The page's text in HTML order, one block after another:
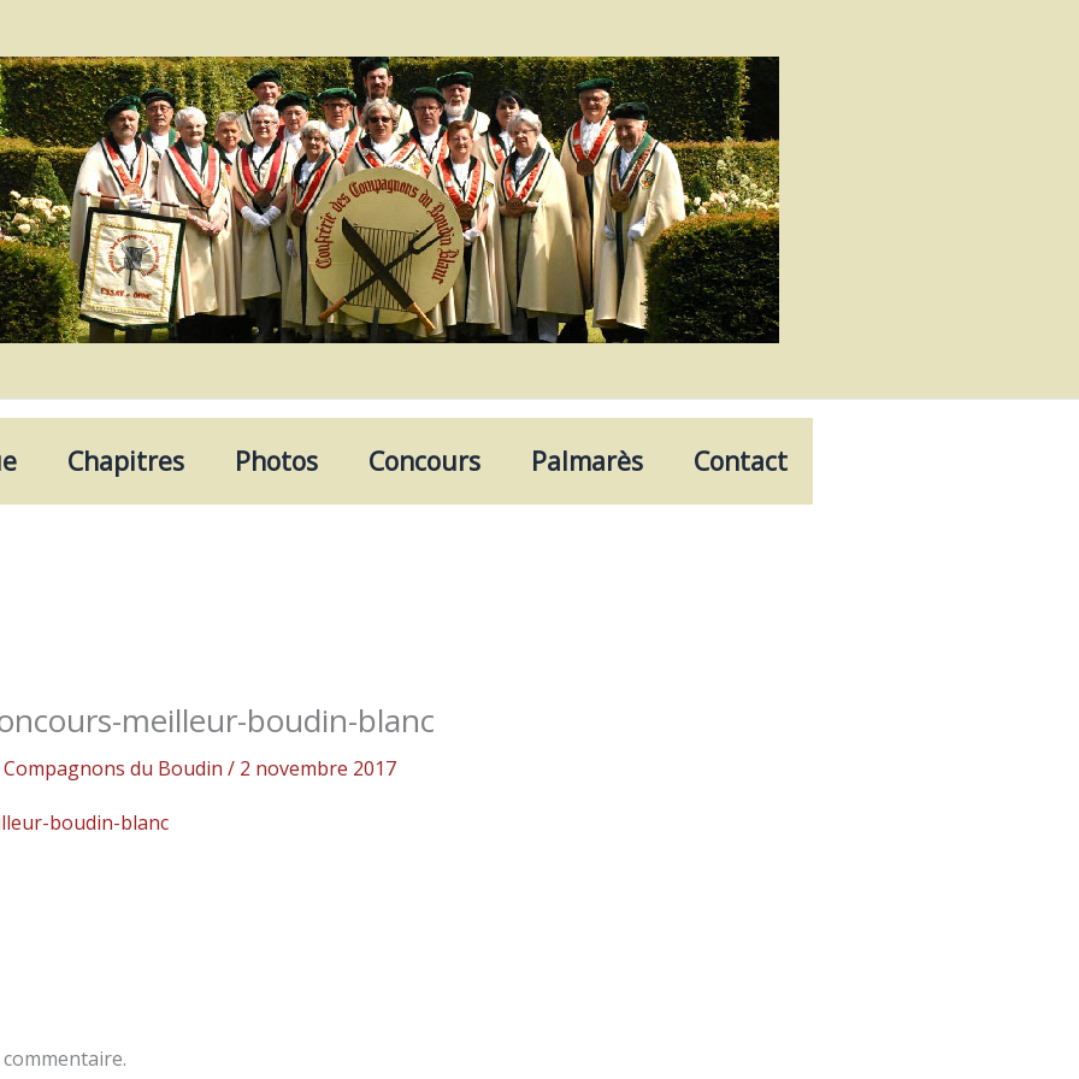
Chapitres Photos Concours Palmarès Contact
meilleur-boudin-blanc
du Boudin / 2 novembre 2017
boudin-blanc